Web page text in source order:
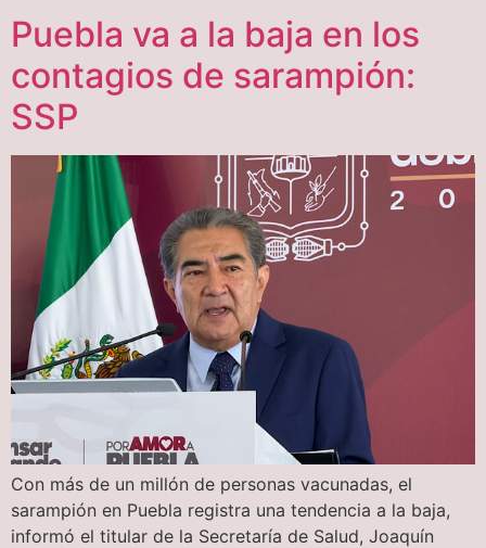
Puebla va a la baja en los
contagios de sarampión:
SSP
Con más de un millón de personas vacunadas, el
sarampión en Puebla registra una tendencia a la baja,
informó el titular de la Secretaría de Salud, Joaquín